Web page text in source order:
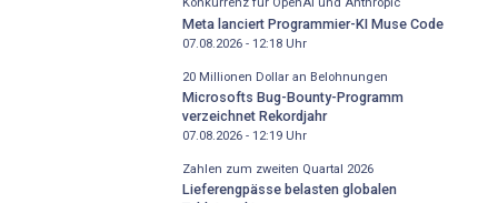
Konkurrenz für OpenAI und Anthropic
Meta lanciert Programmier-KI Muse Code
07.08.2026 - 12:18Uhr
20 Millionen Dollar an Belohnungen
Microsofts Bug-Bounty-Programm
verzeichnet Rekordjahr
07.08.2026 - 12:19Uhr
Zahlen zum zweiten Quartal 2026
Lieferengpässe belasten globalen